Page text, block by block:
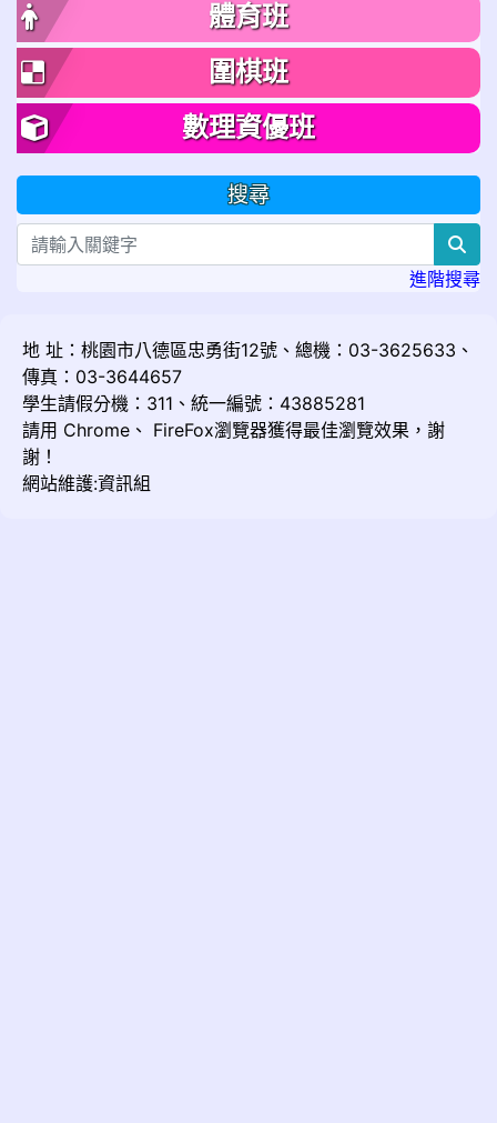
體育班
圍棋班
數理資優班
搜尋
進階搜尋
地 址：桃園市八德區忠勇街12號、總機：03-3625633、
傳真：03-3644657
學生請假分機：311、統一編號：43885281
請用 Chrome 、 FireFox瀏覽器獲得最佳瀏覽效果，謝
謝！
網站維護:資訊組